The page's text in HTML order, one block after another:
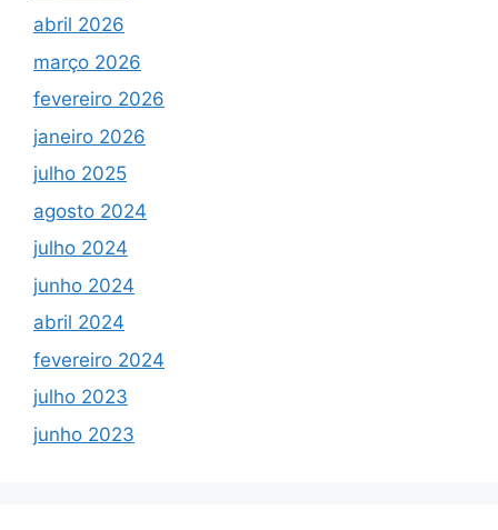
abril 2026
março 2026
fevereiro 2026
janeiro 2026
julho 2025
agosto 2024
julho 2024
junho 2024
abril 2024
fevereiro 2024
julho 2023
junho 2023